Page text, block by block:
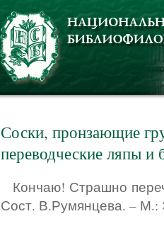
Соски, пронзающие
переводческие ляпы и
Кончаю! Страшно перечесть, или Без редактора в голове/
Сост. В.Румянцева. – М.: